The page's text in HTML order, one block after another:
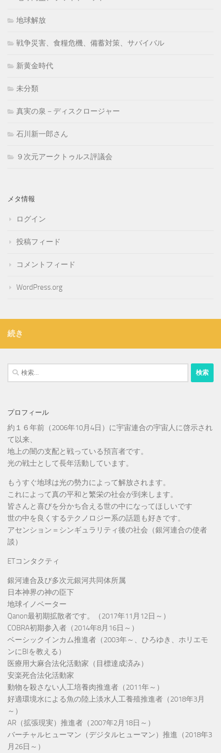
地球解放
戦争災害、食糧危機、備蓄対策、サバイバル
新黄金時代
未分類
真実の泉－ディスクロージャー
石川新一郎さん
９次元アークトゥルス評議会
メタ情報
ログイン
投稿フィード
コメントフィード
WordPress.org
続き
検
索:
プロフィール
約１６年前（2006年10月4日）に宇宙連合の宇宙人に啓示され
て以来、
地上の闇の支配と戦っている預言者です。
光の戦士として長年活動しています。
もうすぐ地球は光の勢力によって解放されます。
これによって真の平和と繁栄の社会が到来します。
皆さんと喜びを分かち合える世の中になってほしいです
世の中を良くするテクノロジー系の話題も好きです。
アセンション＝シンギュラリティ後の社会（銀河連合の使者
談）
ETコンタクティ
銀河連合及び多次元銀河共同体所属
日本神界の神の臣下
地球イノベーター
Qanon最初期拡散者です。（2017年11月12日～）
COBRA初期参入者（2014年8月16日～）
ベーシックインカム推進者（2003年～、ひろゆき、ホリエモ
ンにBIを教える）
医療用大麻合法化活動家（目標達成済み）
安楽死合法化活動家
動物を殺さない人工培養肉推進者（2011年～）
好適環境水による魚の陸上淡水人工養殖推進者（2018年3月
～）
AR（拡張現実）推進者（2007年2月18日～）
バーチャルヒューマン（デジタルヒューマン）推進（2018年3
月26日～）